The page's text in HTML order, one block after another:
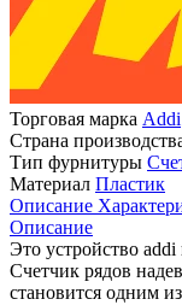
Торговая марка Addi
Страна
Тип фурнитуры
Материал Пластик
Описание
Описание
Это устройство addi
Счетчик рядов
становится одним